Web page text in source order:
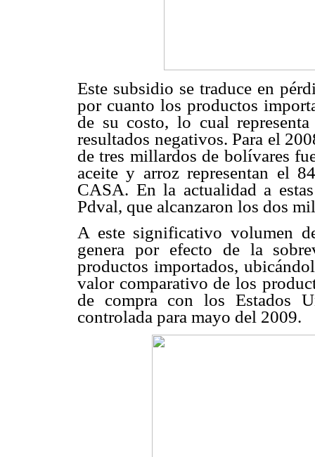
Este subsidio se traduce en
por cuanto los productos
de su costo, lo cual
resultados negativos. Para el
de tres millardos de bolívares
aceite y arroz representan el
CASA. En la actualidad a
Pdval, que alcanzaron los dos
A este significativo volumen
genera por efecto de la
productos importados,
valor comparativo de los
de compra con los Estados
controlada para mayo del 2009.